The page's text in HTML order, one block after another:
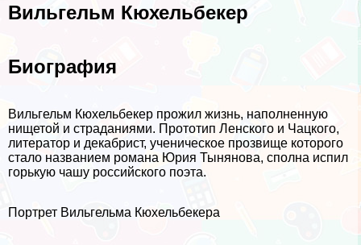
Вильгельм Кюхельбекер
Биография
Вильгельм Кюхельбекер прожил жизнь, наполненную
нищетой и страданиями. Прототип Ленского и Чацкого,
литератор и декабрист, ученическое прозвище которого
стало названием романа Юрия Тынянова, сполна испил
горькую чашу российского поэта.
Портрет Вильгельма Кюхельбекера